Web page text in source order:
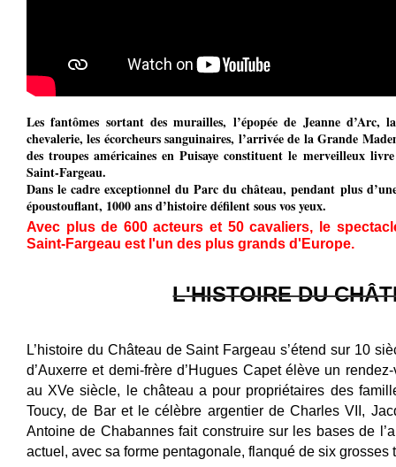
Les fantômes sortant des murailles, l’épopée de Jeanne d’Arc,
chevalerie, les écorcheurs sanguinaires, l’arrivée de la Grande
des troupes américaines en Puisaye constituent le merveilleux
Saint-Fargeau.
Dans le cadre exceptionnel du Parc du château, pendant plus
époustouflant, 1000 ans d’histoire défilent sous vos yeux.
Avec plus de 600 acteurs et 50 cavaliers, le
Saint-Fargeau est l'un des plus grands d'Europe.
L'HISTOIRE DU
L’histoire du Château de Saint Fargeau s’étend sur 10
d’Auxerre et demi-frère d’Hugues Capet élève un
au XVe siècle, le château a pour propriétaires des
Toucy, de Bar et le célèbre argentier de Charles VII,
Antoine de Chabannes fait construire sur les bases de
actuel, avec sa forme pentagonale, flanqué de six grosses